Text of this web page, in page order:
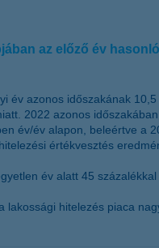
az előző év
azonos időszakának
2022 azonos
év/év alapon, beleértve a
értékvesztés
év alatt 45
hitelezés piaca